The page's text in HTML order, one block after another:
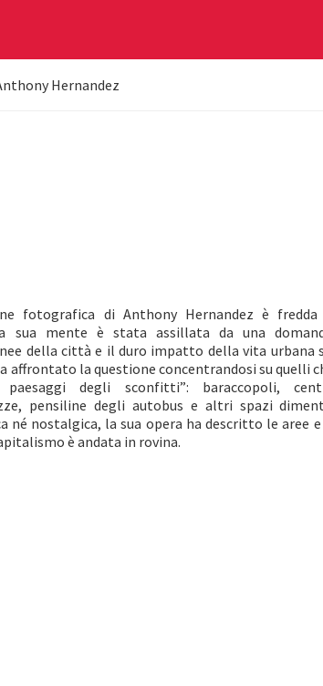
Hernandez
fotografica di Anthony Hernandez è
sua mente è stata assillata da una
della città e il duro impatto della vita urbana
affrontato la questione concentrandosi su quelli
degli sconfitti”: baraccopoli,
pensiline degli autobus e altri spazi
né nostalgica, la sua opera ha descritto le aree
è andata in rovina.